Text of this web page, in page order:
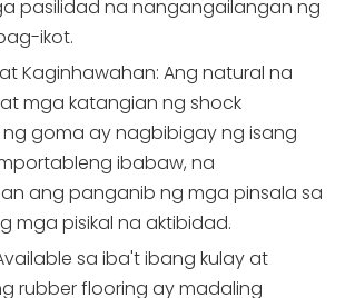
pasilidad na nangangailangan ng
ikot.
Kaginhawahan: Ang natural na
mga katangian ng shock
goma ay nagbibigay ng isang
ibabaw, na
ang panganib ng mga pinsala sa
mga pisikal na aktibidad.
sa iba't ibang kulay at
rubber flooring ay madaling